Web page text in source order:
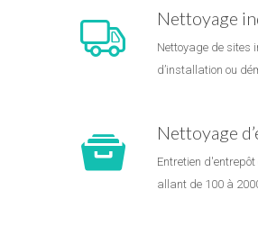
Nettoyage
Nettoyage de sites
d’installation ou
Nettoyage
Entretien
allant de 100 à